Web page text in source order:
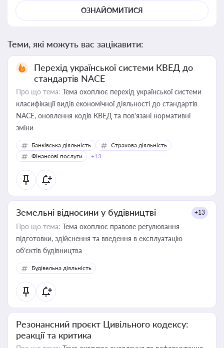
ОЗНАЙОМИТИСЯ
Теми, які можуть вас зацікавити:
Перехід української системи КВЕД до
стандартів NACE
Про що тема: Тема охоплює перехід української системи
класифікації видів економічної діяльності до стандартів
NACE, оновлення кодів КВЕД та пов'язані нормативні
зміни
Банківська діяльність
Страхова діяльність
Фінансові послуги
+13
Земельні відносини у будівництві +13
Про що тема: Тема охоплює правове регулювання
підготовки, здійснення та введення в експлуатацію
об’єктів будівництва
Будівельна діяльність
Резонансний проєкт Цивільного кодексу:
реакції та критика